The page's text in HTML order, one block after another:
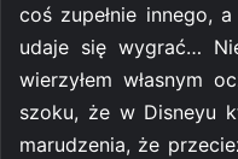
coś zupełnie innego,
udaje się wygrać…
wierzyłem własnym
szoku, że w Disneyu
marudzenia, że